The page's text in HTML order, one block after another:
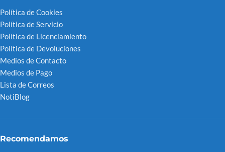
Política de Cookies
Política de Servicio
Política de Licenciamiento
Política de Devoluciones
Medios de Contacto
Medios de Pago
Lista de Correos
NotiBlog
Recomendamos